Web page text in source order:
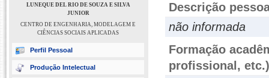
LUNEQUE DEL RIO DE SOUZA E SILVA
JUNIOR
CENTRO DE ENGENHARIA, MODELAGEM E
CIÊNCIAS SOCIAIS APLICADAS
Perfil Pessoal
Produção Intelectual
Descrição
não informada
Formação
profissional, etc.)